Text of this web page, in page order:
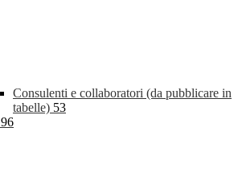
Consulenti e collaboratori (da pubblicare in
tabelle) 53
96